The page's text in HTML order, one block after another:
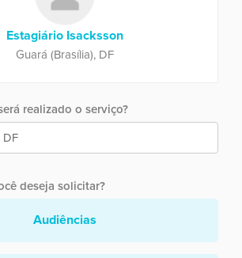
Estagiário Isacksson
Guará (Brasília), DF
realizado o serviço?
deseja solicitar?
Audiências